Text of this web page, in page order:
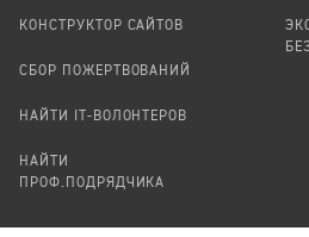
КОНСТРУКТОР САЙТОВ
СБОР ПОЖЕРТВОВАНИЙ
НАЙТИ IT-ВОЛОНТЕРОВ
НАЙТИ
ПРОФ.ПОДРЯДЧИКА